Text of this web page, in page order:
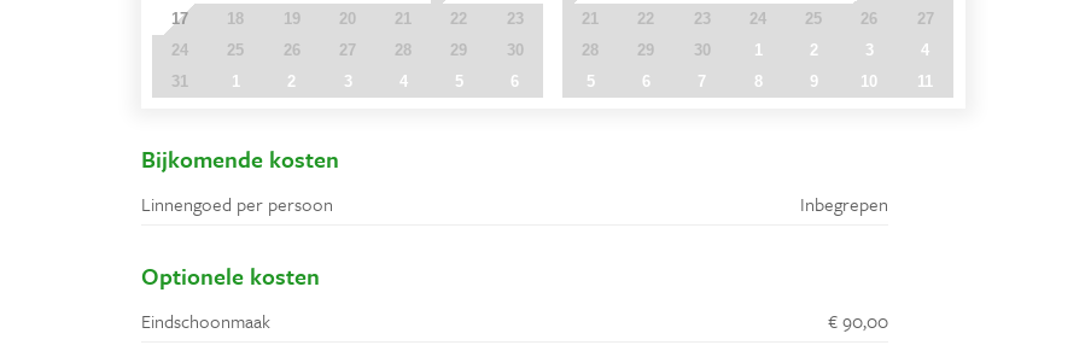
17
18 19 20 21 22
23
24
25 26 27 28 29
30
31
1 2 3 4 5 6
21
22 23 24 25 26
27
28
29 30 1 2 3
4
5
6 7 8 9 10 11
Bijkomende kosten
Linnengoed per persoon Inbegrepen
Optionele kosten
Eindschoonmaak € 90,00